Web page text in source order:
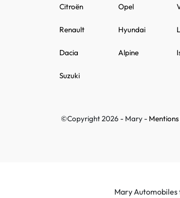
Citroën Opel
Renault Hyundai
Dacia Alpine
Suzuki
©Copyright 2026 - Mary -
Mary